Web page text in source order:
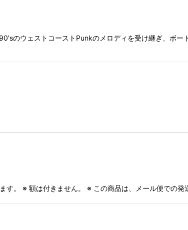
のウェストコーストPunkのメロディを受け継ぎ、ボー
。 ※ 額は付きません。 ※ この商品は、メール便での